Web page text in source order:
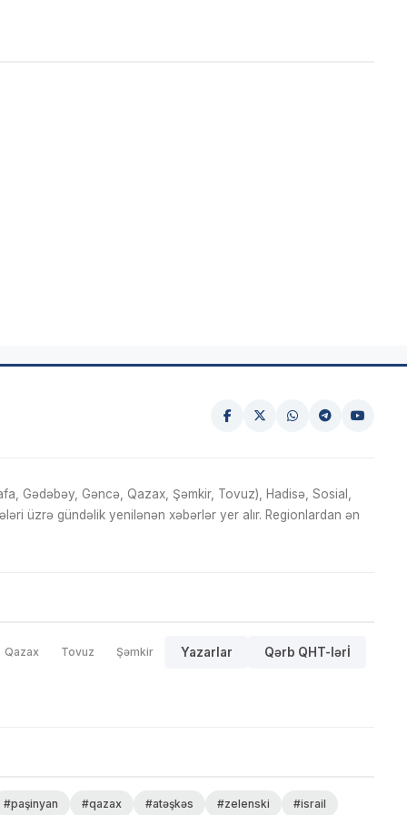
Gədəbəy, Gəncə, Qazax, Şəmkir, Tovuz), Hadisə, Sosial,
üzrə gündəlik yenilənən xəbərlər yer alır. Regionlardan ən
Qazax Tovuz Şəmkir Yazarlar Qərb QHT-lərİ
#paşinyan #qazax #atəşkəs #zelenski #israil